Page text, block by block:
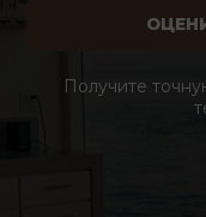
Получите